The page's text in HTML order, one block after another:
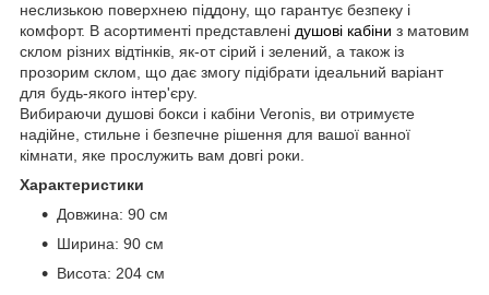
неслизькою поверхнею піддону, що гарантує безпеку і
комфорт. В асортименті представлені душові кабіни з матовим
склом різних відтінків, як-от сірий і зелений, а також із
прозорим склом, що дає змогу підібрати ідеальний варіант
для будь-якого інтер'єру.
Вибираючи душові бокси і кабіни Veronis, ви отримуєте
надійне, стильне і безпечне рішення для вашої ванної
кімнати, яке прослужить вам довгі роки.
Характеристики
Довжина: 90 см
Ширина: 90 см
Висота: 204 см